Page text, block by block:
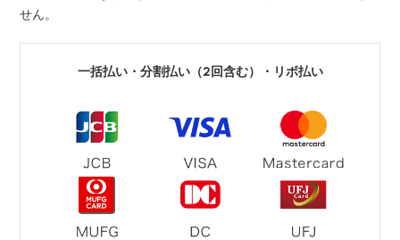
せん。
一括払い・分割払い（2回含む）・リボ払い